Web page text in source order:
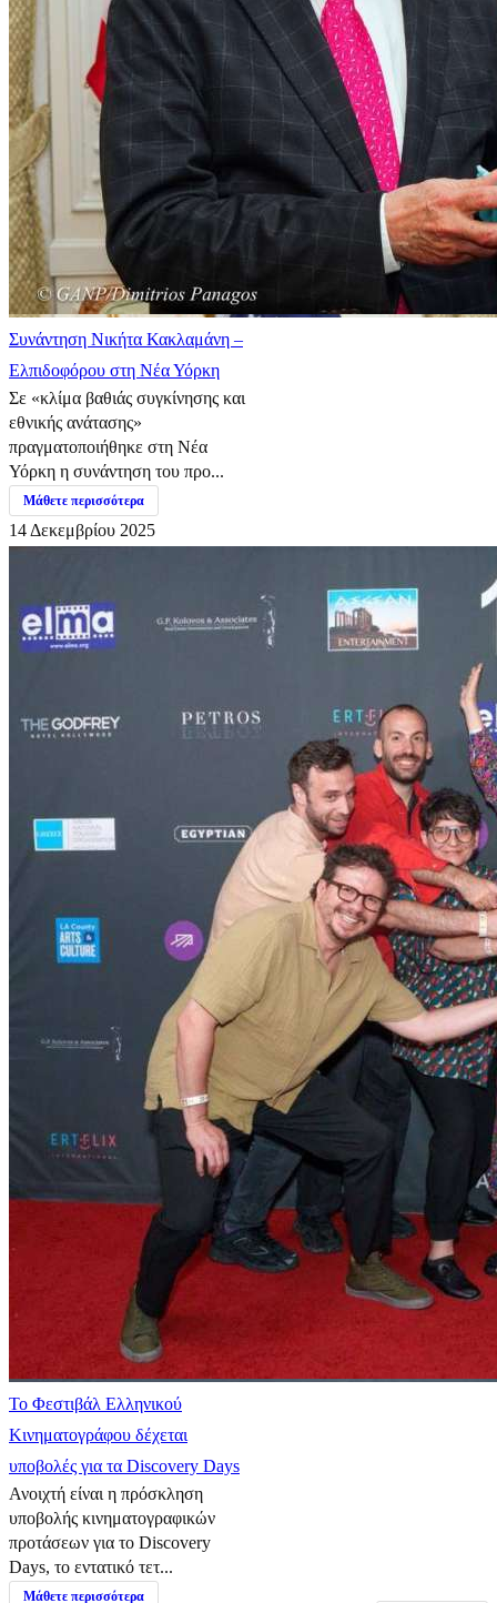
Συνάντηση Νικήτα Κακλαμάνη –
Ελπιδοφόρου στη Νέα Υόρκη
Σε «κλίμα βαθιάς συγκίνησης και
εθνικής ανάτασης»
πραγματοποιήθηκε στη Νέα
Υόρκη η συνάντηση του προ...
Μάθετε περισσότερα
14 Δεκεμβρίου 2025
Το Φεστιβάλ Ελληνικού
Κινηματογράφου δέχεται
υποβολές για τα Discovery Days
Ανοιχτή είναι η πρόσκληση
υποβολής κινηματογραφικών
προτάσεων για το Discovery
Days, το εντατικό τετ...
Μάθετε περισσότερα